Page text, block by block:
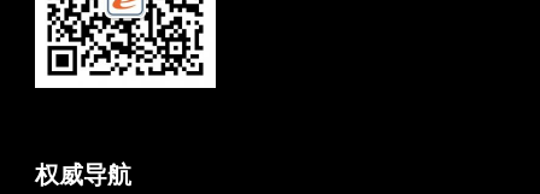
权威导航